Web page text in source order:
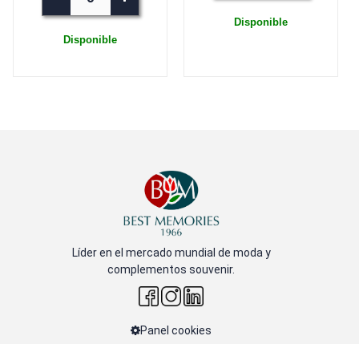
Disponible
Disponible
Líder en el mercado mundial de moda y
complementos souvenir.
Panel cookies